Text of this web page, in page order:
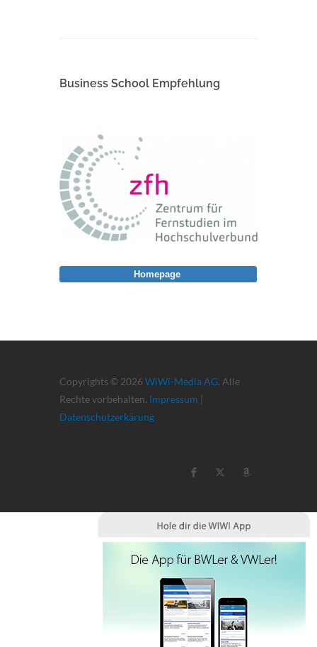
Business School Empfehlung
Copyrights © 2026 WiWi-Media AG. Alle
Rechte vorbehalten. Impressum |
Datenschutzerkärung
Homepage